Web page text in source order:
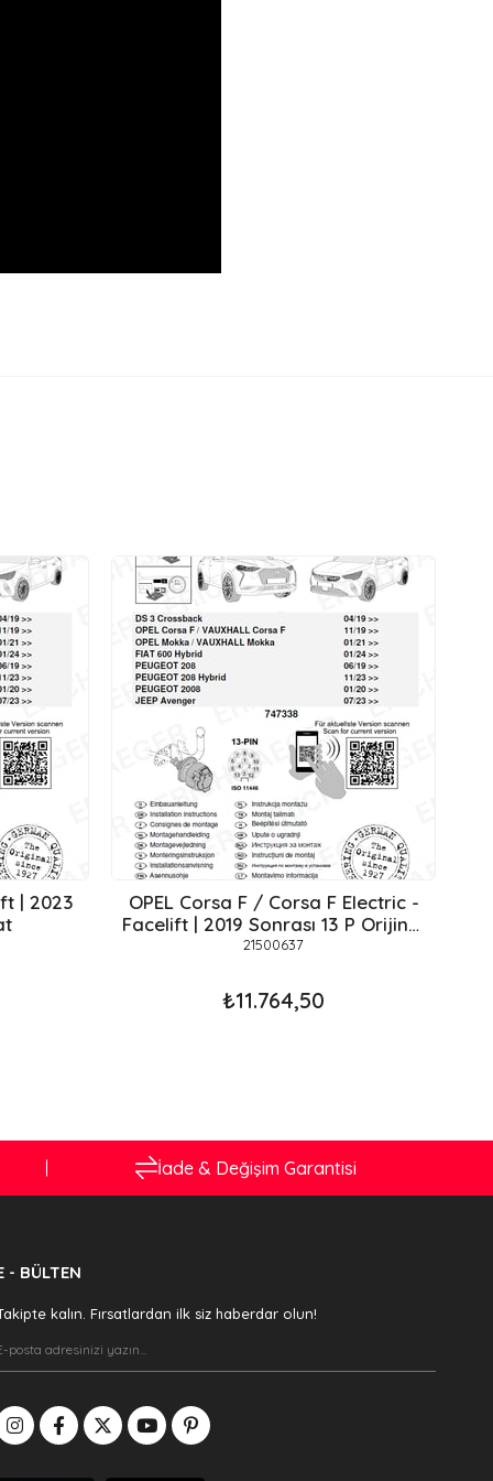
| 2023
OPEL Corsa F / Corsa F Electric -
Facelift | 2019 Sonrası 13 P Orijinal
Tesisat
21500637
₺11.764,50
İade & Değişim Garantisi
- BÜLTEN
kalın. Fırsatlardan ilk siz haberdar olun!